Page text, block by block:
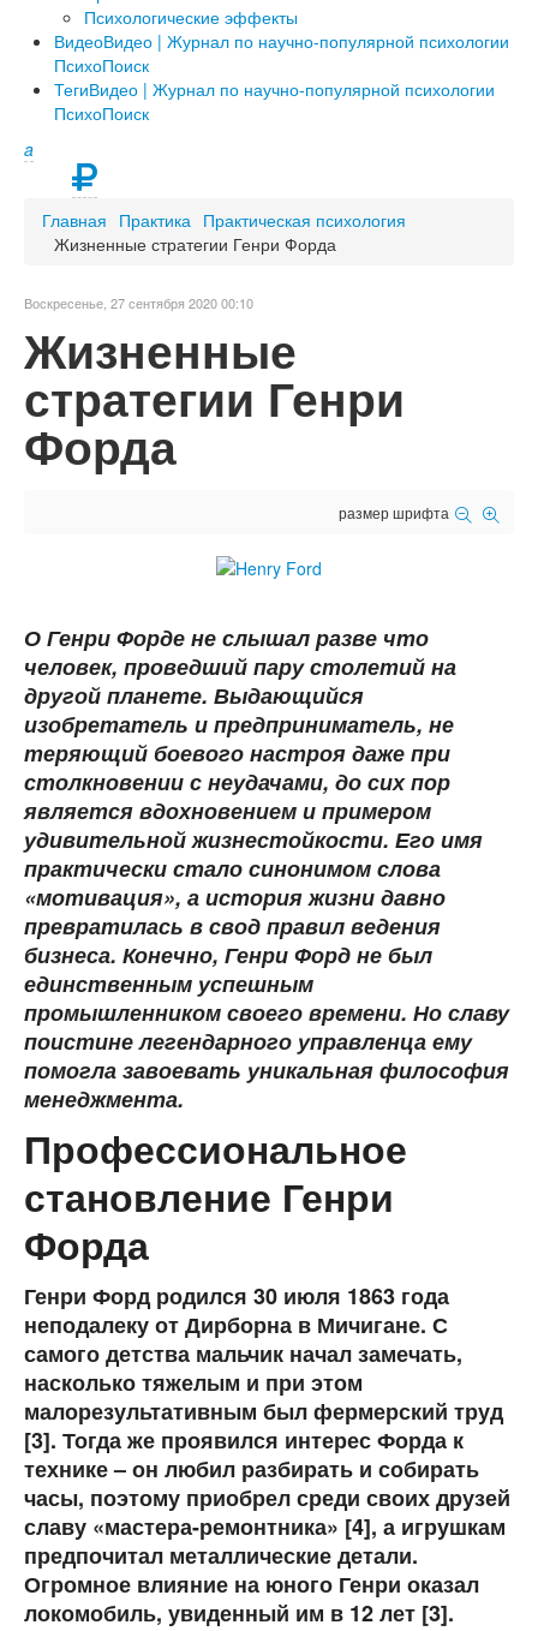
Психологические эффекты
ВидеоВидео | Журнал по научно-популярной психологии
ПсихоПоиск
ТегиВидео | Журнал по научно-популярной психологии
ПсихоПоиск
a
Главная Практика Практическая психология
Жизненные стратегии Генри Форда
Воскресенье, 27 сентября 2020 00:10
Жизненные
стратегии Генри
Форда
размер шрифта
О Генри Форде не слышал разве что
человек, проведший пару столетий на
другой планете. Выдающийся
изобретатель и предприниматель, не
теряющий боевого настроя даже при
столкновении с неудачами, до сих пор
является вдохновением и примером
удивительной жизнестойкости. Его имя
практически стало синонимом слова
«мотивация», а история жизни давно
превратилась в свод правил ведения
бизнеса. Конечно, Генри Форд не был
единственным успешным
промышленником своего времени. Но славу
поистине легендарного управленца ему
помогла завоевать уникальная философия
менеджмента.
Профессиональное
становление Генри
Форда
Генри Форд родился 30 июля 1863 года
неподалеку от Дирборна в Мичигане. С
самого детства мальчик начал замечать,
насколько тяжелым и при этом
малорезультативным был фермерский труд
[3]. Тогда же проявился интерес Форда к
технике – он любил разбирать и собирать
часы, поэтому приобрел среди своих друзей
славу «мастера-ремонтника» [4], а игрушкам
предпочитал металлические детали.
Огромное влияние на юного Генри оказал
локомобиль, увиденный им в 12 лет [3].